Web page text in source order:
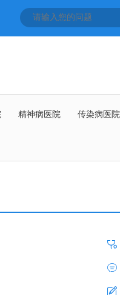
精神病医院 传染病医院